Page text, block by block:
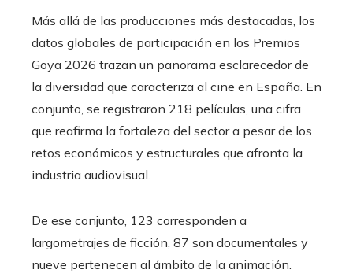
Más allá de las producciones más destacadas, los
datos globales de participación en los Premios
Goya 2026 trazan un panorama esclarecedor de
la diversidad que caracteriza al cine en España. En
conjunto, se registraron 218 películas, una cifra
que reafirma la fortaleza del sector a pesar de los
retos económicos y estructurales que afronta la
industria audiovisual.
De ese conjunto, 123 corresponden a
largometrajes de ficción, 87 son documentales y
nueve pertenecen al ámbito de la animación.